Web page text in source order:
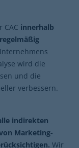
innerhalb
wird die
und die
verbessern.
indirekten
Marketing-
Wir